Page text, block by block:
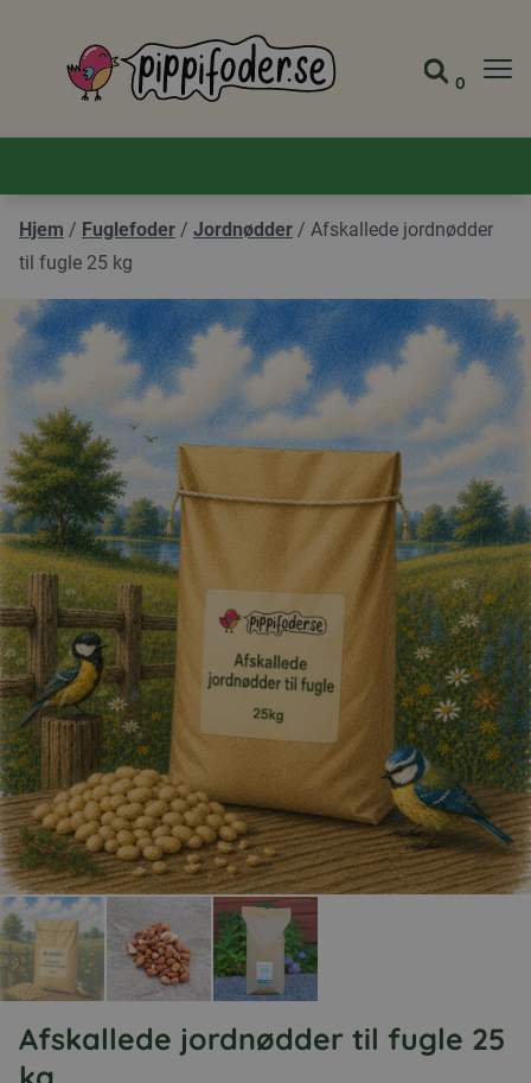
Pippifoder logo Gå til
Se
0
Hjem / Fuglefoder / Jordnødder / Afskallede jordnødder
til fugle 25 kg
Afskallede jordnødder til fugle 25